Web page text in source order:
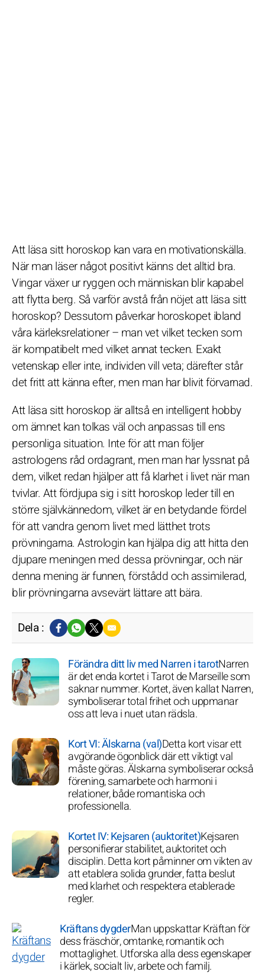
Att läsa sitt horoskop kan vara en motivationskälla.
När man läser något positivt känns det alltid bra.
Vingar växer ur ryggen och människan blir kapabel
att flytta berg. Så varför avstå från nöjet att läsa sitt
horoskop? Dessutom påverkar horoskopet ibland
våra kärleksrelationer – man vet vilket tecken som
är kompatibelt med vilket annat tecken. Exakt
vetenskap eller inte, individen vill veta; därefter står
det fritt att känna efter, men man har blivit förvarnad.
Att läsa sitt horoskop är alltså en intelligent hobby
om ämnet kan tolkas väl och anpassas till ens
personliga situation. Inte för att man följer
astrologens råd ordagrant, men man har lyssnat på
dem, vilket redan hjälper att få klarhet i livet när man
tvivlar. Att fördjupa sig i sitt horoskop leder till en
större självkännedom, vilket är en betydande fördel
för att vandra genom livet med lätthet trots
prövningarna. Astrologin kan hjälpa dig att hitta den
djupare meningen med dessa prövningar, och när
denna mening är funnen, förstådd och assimilerad,
blir prövningarna avsevärt lättare att bära.
Dela :
Förändra ditt liv med Narren i tarotNarren
är det enda kortet i Tarot de Marseille som
saknar nummer. Kortet, även kallat Narren,
symboliserar total frihet och uppmanar
oss att leva i nuet utan rädsla.
Kort VI: Älskarna (val)Detta kort visar ett
avgörande ögonblick där ett viktigt val
måste göras. Älskarna symboliserar också
förening, samarbete och harmoni i
relationer, både romantiska och
professionella.
Kortet IV: Kejsaren (auktoritet)Kejsaren
personifierar stabilitet, auktoritet och
disciplin. Detta kort påminner om vikten av
att etablera solida grunder, fatta beslut
med klarhet och respektera etablerade
regler.
Kräftans dygderMan uppskattar Kräftan för
dess fräschör, omtanke, romantik och
mottaglighet. Utforska alla dess egenskaper
i kärlek, socialt liv, arbete och familj.